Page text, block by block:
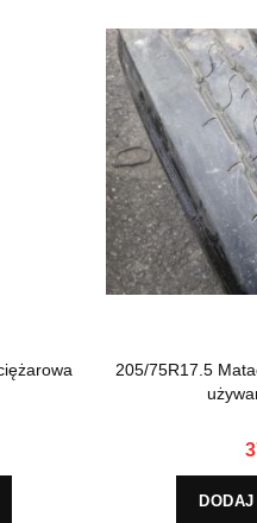
205/75R17.5